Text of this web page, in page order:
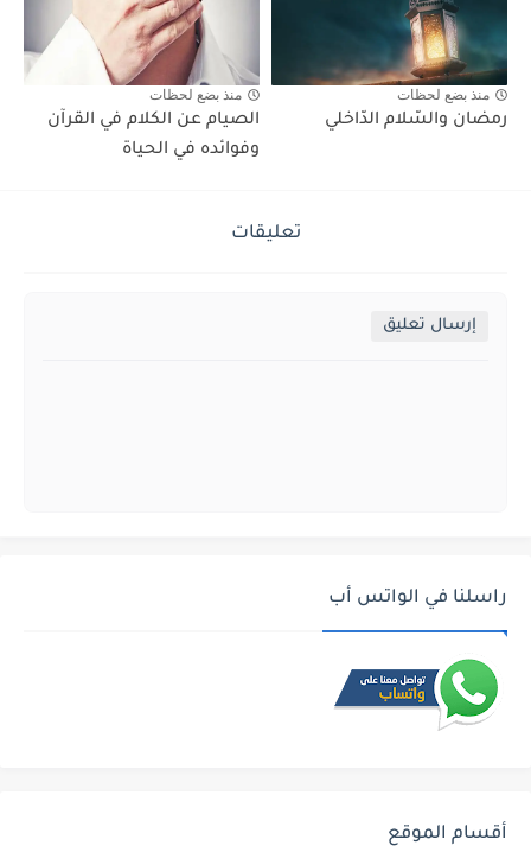
منذ بضع لحظات
رمضان والسّلام الدّاخلي
منذ بضع لحظات
الصيام عن الكلام في القرآن
وفوائده في الحياة
تعليقات
إرسال تعليق
راسلنا في الواتس أب
أقسام الموقع